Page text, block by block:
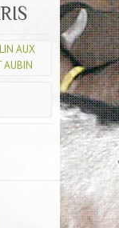
AUX
AUBIN